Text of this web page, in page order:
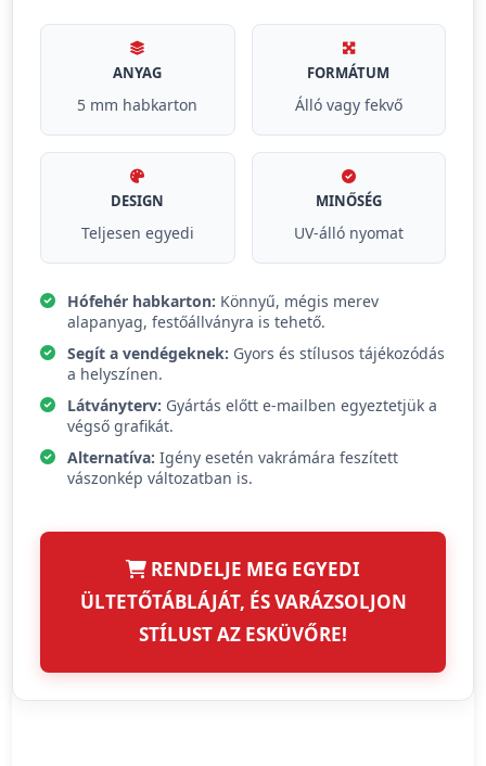
ANYAG
5 mm habkarton
FORMÁTUM
Álló vagy fekvő
DESIGN
Teljesen egyedi
MINŐSÉG
UV-álló nyomat
Hófehér habkarton: Könnyű, mégis merev
alapanyag, festőállványra is tehető.
Segít a vendégeknek: Gyors és stílusos tájékozódás
a helyszínen.
Látványterv: Gyártás előtt e-mailben egyeztetjük a
végső grafikát.
Alternatíva: Igény esetén vakrámára feszített
vászonkép változatban is.
RENDELJE MEG EGYEDI
ÜLTETŐTÁBLÁJÁT, ÉS VARÁZSOLJON
STÍLUST AZ ESKÜVŐRE!